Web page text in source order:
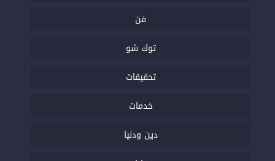
فن
توك شو
تحقيقات
خدمات
دين ودنيا